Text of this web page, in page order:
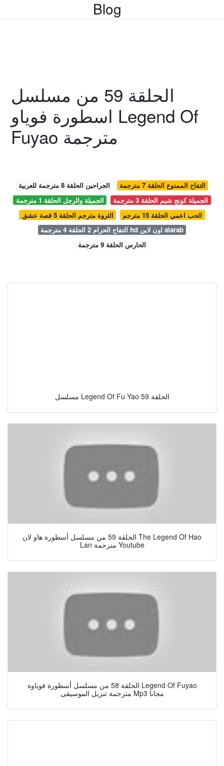
Blog
الحلقة 59 من مسلسل
اسطورة فوياو Legend Of
Fuyao مترجمة
الجراحين الحلقة 8 مترجمة للعربية
التفاح الممنوع الحلقة 7 مترجمة
الجميلة والرجل الحلقة 1 مترجمة
الجميلة كونج شيم الحلقة 3 مترجمة
الثروة مترجم الحلقة 5 قصة عشق
الحب اعمي الحلقة 15 مترجم
التفاح الحرام 2 الحلقة 4 مترجمة hd اون لاين alarab
الحارس الحلقة 9 مترجمة
مسلسل Legend Of Fu Yao الحلقة 59
الحلقة 59 من مسلسل أسطورة هاو لان The Legend Of Hao
Lan مترجمة Youtube
الحلقة 58 من مسلسل أسطورة فوياوة Legend Of Fuyao
مترجمة تنزيل الموسيقى Mp3 مجانا